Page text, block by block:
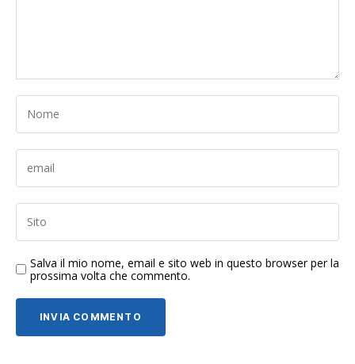
Salva il mio nome, email e sito web in questo browser per la
prossima volta che commento.